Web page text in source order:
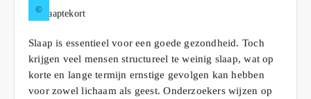
©
Slaap is essentieel voor een goede gezondheid. Toch
krijgen veel mensen structureel te weinig slaap, wat op
korte en lange termijn ernstige gevolgen kan hebben
voor zowel lichaam als geest. Onderzoekers wijzen op